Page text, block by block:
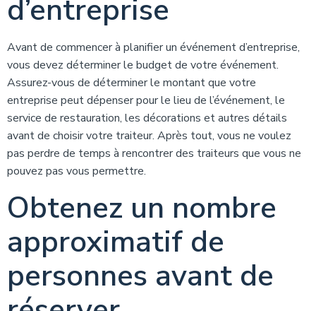
d’entreprise
Avant de commencer à planifier un événement d’entreprise,
vous devez déterminer le budget de votre événement.
Assurez-vous de déterminer le montant que votre
entreprise peut dépenser pour le lieu de l’événement, le
service de restauration, les décorations et autres détails
avant de choisir votre traiteur. Après tout, vous ne voulez
pas perdre de temps à rencontrer des traiteurs que vous ne
pouvez pas vous permettre.
Obtenez un nombre
approximatif de
personnes avant de